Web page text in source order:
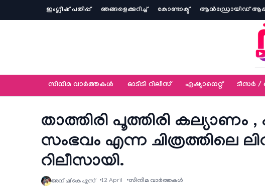
ഇംഗ്ലീഷ് പതിപ്പ് ഞങ്ങളെക്കുറിച്ച്‌ കോണ്ടാക്ട് ആൻഡ്രോയിഡ്
സിനിമ വാര്‍ത്തകള്‍ ഓടിടി റിലീസ് ഏഷ്യാനെറ്റ്‌ ടീസര്‍ /
താത്തിരി പൂത്തിരി
സംഭവം എന്ന ചിത്രത്തിലെ
റിലീസായി.
അനീഷ്‌ കെ എസ് 12 April സിനിമ വാര്‍ത്തകള്‍